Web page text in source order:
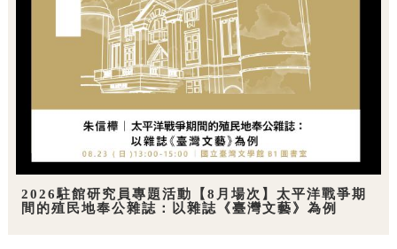
2026駐館研究員專題活動【8月場次】太平洋戰爭期
間的殖民地奉公雜誌：以雜誌《臺灣文藝》為例